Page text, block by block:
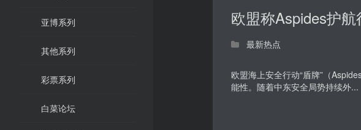
亚博系列
其他系列
彩票系列
白菜论坛
欧盟称Aspides护
最新热点
欧盟海上安全行动“盾牌”（
能性。随着中东安全局势持续外...